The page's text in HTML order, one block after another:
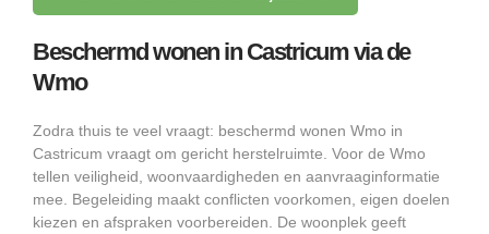
Beschermd wonen in Castricum via de
Wmo
Zodra thuis te veel vraagt: beschermd wonen Wmo in
Castricum vraagt om gericht herstelruimte. Voor de Wmo
tellen veiligheid, woonvaardigheden en aanvraaginformatie
mee. Begeleiding maakt conflicten voorkomen, eigen doelen
kiezen en afspraken voorbereiden. De woonplek geeft